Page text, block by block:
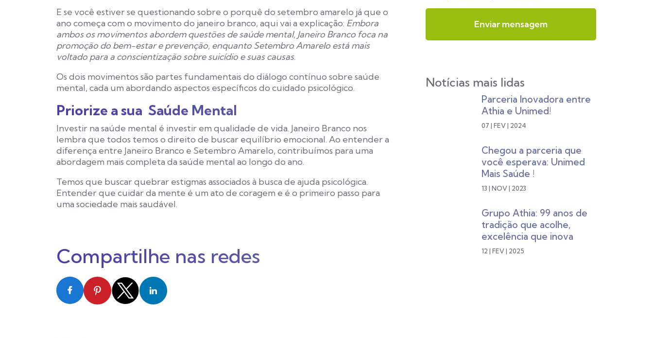
E se você estiver se questionando sobre o porquê do setembro amarelo já que o
ano começa com o movimento do janeiro branco, aqui vai a explicação: Embora
ambos os movimentos abordem questões de saúde mental, Janeiro Branco foca na
promoção do bem-estar e prevenção, enquanto Setembro Amarelo está mais
voltado para a conscientização sobre suicídio e suas causas.
Os dois movimentos são partes fundamentais do diálogo contínuo sobre saúde
mental, cada um abordando aspectos específicos do cuidado psicológico.
Priorize a sua Saúde Mental
Investir na saúde mental é investir em qualidade de vida. Janeiro Branco nos
lembra que todos temos o direito de buscar equilíbrio emocional. Ao entender a
diferença entre Janeiro Branco e Setembro Amarelo, contribuímos para uma
abordagem mais completa da saúde mental ao longo do ano.
Temos que buscar quebrar estigmas associados à busca de ajuda psicológica.
Entender que cuidar da mente é um ato de coragem e é o primeiro passo para
uma sociedade mais saudável.
Compartilhe nas redes
Notícias mais lidas
07 | FEV | 2024
Parceria Inovadora entre
Athia e Unimed!
13 | NOV | 2023
Chegou a parceria que
você esperava: Unimed
Mais Saúde !
12 | FEV | 2025
Grupo Athia: 99 anos de
tradição que acolhe,
excelência que inova